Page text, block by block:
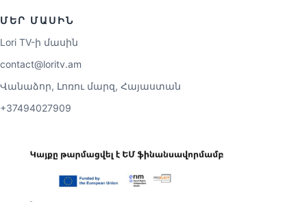
ՄԵՐ ՄԱՍԻՆ
Lori TV-ի մասին
contact@loritv.am
Վանաձոր, Լոռու մարզ, Հայաստան
+37494027909